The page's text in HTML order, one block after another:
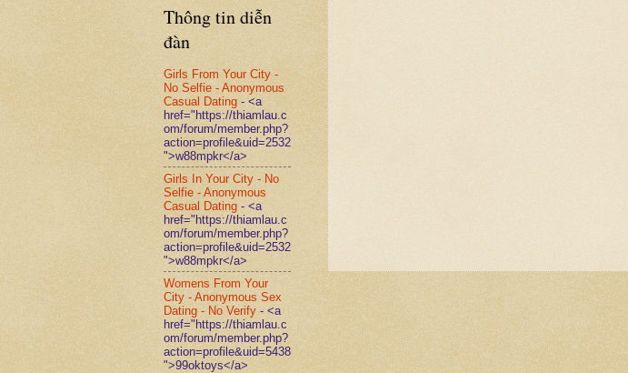
Thông tin diễn
đàn
Girls From Your City -
No Selfie - Anonymous
Casual Dating - <a
href="https://thiamlau.c
om/forum/member.php?
action=profile&uid=2532
">w88mpkr</a>
Girls In Your City - No
Selfie - Anonymous
Casual Dating - <a
href="https://thiamlau.c
om/forum/member.php?
action=profile&uid=2532
">w88mpkr</a>
Womens From Your
City - Anonymous Sex
Dating - No Verify - <a
href="https://thiamlau.c
om/forum/member.php?
action=profile&uid=5438
">99oktoys</a>